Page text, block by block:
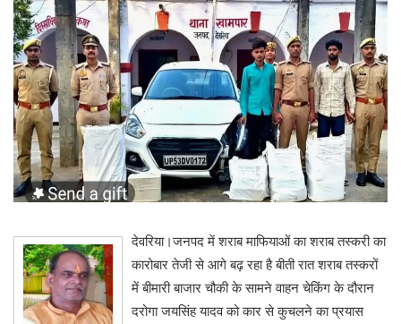
देवरिया।जनपद में शराब माफियाओं का शराब तस्करी का
कारोबार तेजी से आगे बढ़ रहा है बीती रात शराब तस्करों
में बीमारी बाजार चौकी के सामने वाहन चेकिंग के दौरान
दरोगा जयसिंह यादव को कार से कुचलने का प्रयास